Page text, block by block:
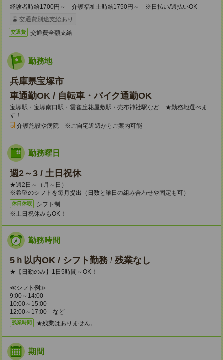
経験者時給1700円～ 介護福祉士時給1750円～ ※日払い/週払いOK
交通費別途支給あり
交通費 交通費全額支給
勤務地
兵庫県宝塚市
車通勤OK / 自転車・バイク通勤OK
宝塚駅・宝塚南口駅・雲雀丘花屋敷駅・売布神社駅など ★勤務地選べま
す！
介護施設や病院 ※ご自宅近辺からご案内可能
勤務曜日
週2～3 / 土日祝休
★週2日～（月～日）
※希望のシフトを毎月提出（日数と曜日の組み合わせや固定も可）
休日休暇
シフト制
※土日祝休みもOK！
勤務時間
5ｈ以内OK / シフト勤務 / 残業なし
★【日勤のみ】1日5時間～OK！
≪シフト例≫
9:00～14:00
10:00～15:00
12:00～17:00 など
残業時間 ★残業はありません。
期間